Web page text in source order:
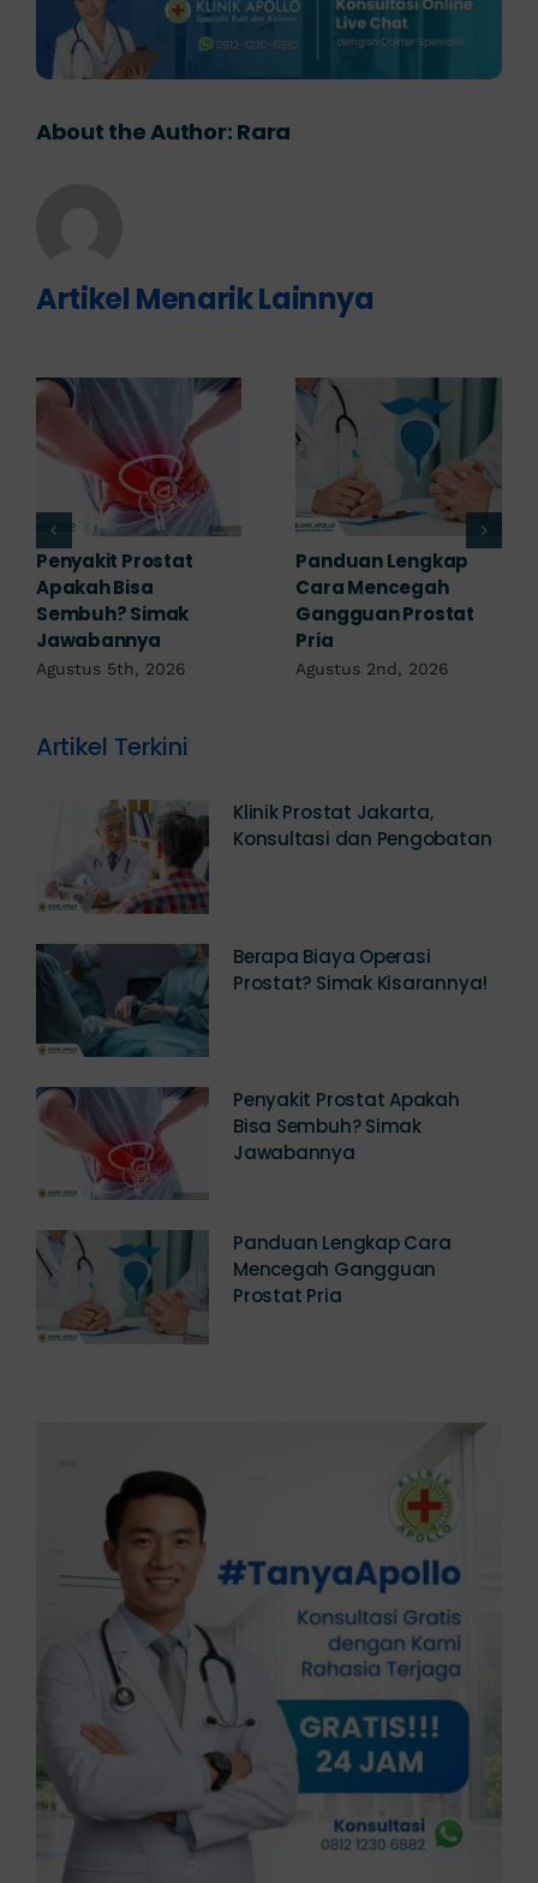
About the Author: Rara
Artikel Menarik Lainnya
7 Komplikasi Prostat
yang Perlu
Diwaspadai Sejak Dini
Agustus 1st, 2026
Obat Penyakit
Prostat: Pilihan
Terapi Sesuai
Diagnosis
Juli 23rd, 2026
Artikel Terkini
Klinik Prostat Jakarta,
Konsultasi dan Pengobatan
Berapa Biaya Operasi
Prostat? Simak Kisarannya!
Penyakit Prostat Apakah
Bisa Sembuh? Simak
Jawabannya
Panduan Lengkap Cara
Mencegah Gangguan
Prostat Pria